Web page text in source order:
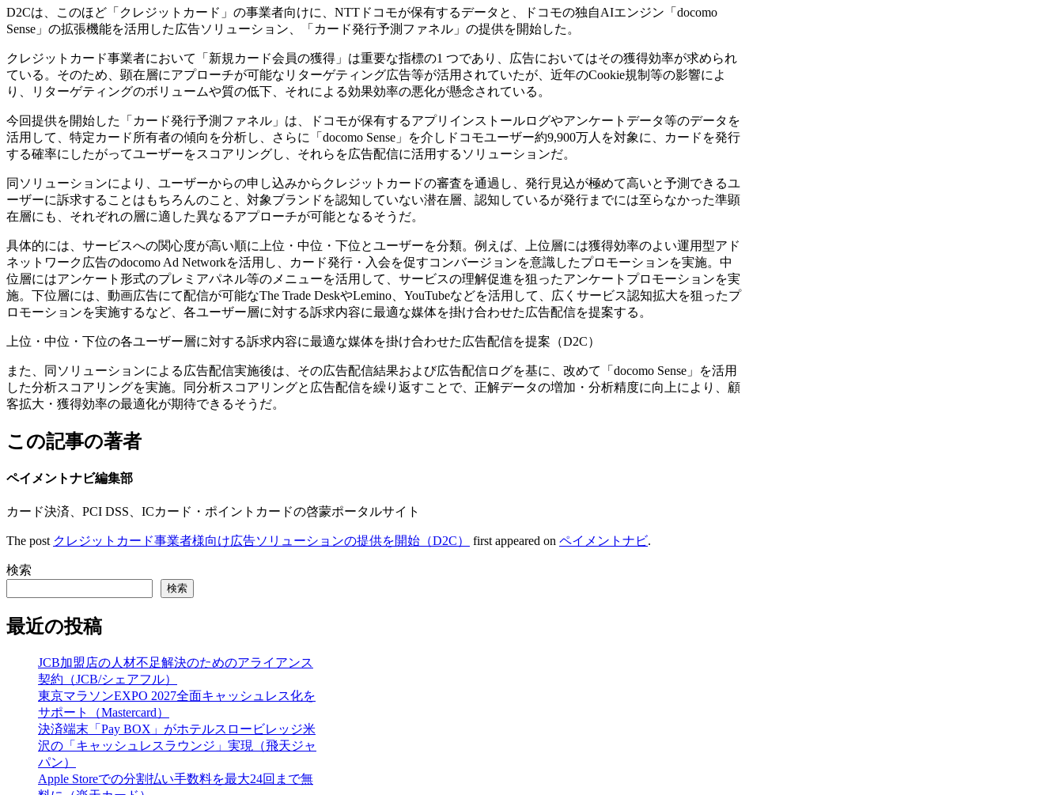
D2Cは、このほど「クレジットカード」の事業者向けに、NTTドコモが保有するデータと、ドコモの独自AIエンジン「docomo
Sense」の拡張機能を活用した広告ソリューション、「カード発行予測ファネル」の提供を開始した。
クレジットカード事業者において「新規カード会員の獲得」は重要な指標の1 つであり、広告においてはその獲得効率が求められ
ている。そのため、顕在層にアプローチが可能なリターゲティング広告等が活用されていたが、近年のCookie規制等の影響によ
り、リターゲティングのボリュームや質の低下、それによる効果効率の悪化が懸念されている。
今回提供を開始した「カード発行予測ファネル」は、ドコモが保有するアプリインストールログやアンケートデータ等のデータを
活用して、特定カード所有者の傾向を分析し、さらに「docomo Sense」を介しドコモユーザー約9,900万人を対象に、カードを発行
する確率にしたがってユーザーをスコアリングし、それらを広告配信に活用するソリューションだ。
同ソリューションにより、ユーザーからの申し込みからクレジットカードの審査を通過し、発行見込が極めて高いと予測できるユ
ーザーに訴求することはもちろんのこと、対象ブランドを認知していない潜在層、認知しているが発行までには至らなかった準顕
在層にも、それぞれの層に適した異なるアプローチが可能となるそうだ。
具体的には、サービスへの関心度が高い順に上位・中位・下位とユーザーを分類。例えば、上位層には獲得効率のよい運用型アド
ネットワーク広告のdocomo Ad Networkを活用し、カード発行・入会を促すコンバージョンを意識したプロモーションを実施。中
位層にはアンケート形式のプレミアパネル等のメニューを活用して、サービスの理解促進を狙ったアンケートプロモーションを実
施。下位層には、動画広告にて配信が可能なThe Trade DeskやLemino、YouTubeなどを活用して、広くサービス認知拡大を狙ったプ
ロモーションを実施するなど、各ユーザー層に対する訴求内容に最適な媒体を掛け合わせた広告配信を提案する。
上位・中位・下位の各ユーザー層に対する訴求内容に最適な媒体を掛け合わせた広告配信を提案（D2C）
また、同ソリューションによる広告配信実施後は、その広告配信結果および広告配信ログを基に、改めて「docomo Sense」を活用
した分析スコアリングを実施。同分析スコアリングと広告配信を繰り返すことで、正解データの増加・分析精度に向上により、顧
客拡大・獲得効率の最適化が期待できるそうだ。
この記事の著者
ペイメントナビ編集部
カード決済、PCI DSS、ICカード・ポイントカードの啓蒙ポータルサイト
The post クレジットカード事業者様向け広告ソリューションの提供を開始（D2C） first appeared on ペイメントナビ.
検索
検索
最近の投稿
JCB加盟店の人材不足解決のためのアライアンス
契約（JCB/シェアフル）
東京マラソンEXPO 2027全面キャッシュレス化を
サポート（Mastercard）
決済端末「Pay BOX」がホテルスロービレッジ米
沢の「キャッシュレスラウンジ」実現（飛天ジャ
パン）
Apple Storeでの分割払い手数料を最大24回まで無